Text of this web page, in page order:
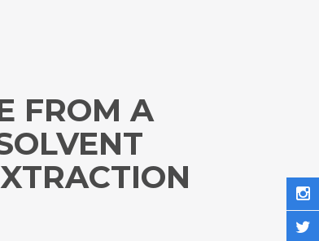
A F
S
A